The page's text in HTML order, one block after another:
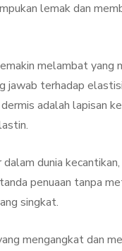
lemak dan
melambat yang
jawab terhadap
adalah lapisan
dunia
penuaan tanpa
singkat.
mengangkat dan